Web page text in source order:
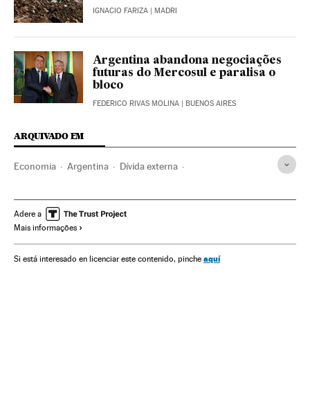
IGNACIO FARIZA | MADRI
Argentina abandona negociações
futuras do Mercosul e paralisa o
bloco
FEDERICO RIVAS MOLINA | BUENOS AIRES
ARQUIVADO EM
Economia Argentina Dívida externa
Crise econômica FMI Dívida pública
Adere a
Mais informações
Si está interesado en licenciar este contenido, pinche aquí